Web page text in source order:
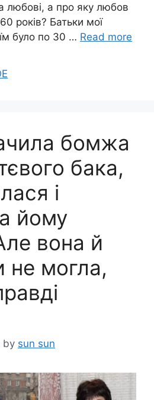
любові, а про яку любов
років? Батьки мої
було по 30 … Read more
бомжа
бака,
і
йому
вона й
не могла,
by sun sun